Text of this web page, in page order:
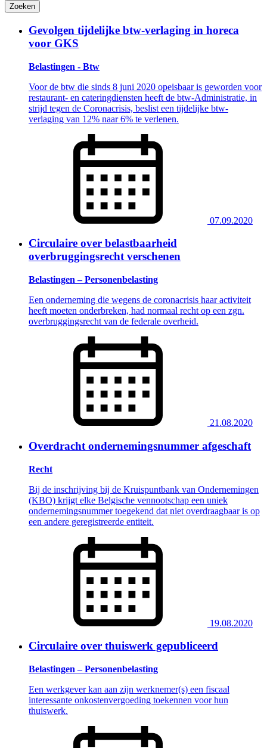
Zoeken
Gevolgen tijdelijke btw-verlaging in horeca
voor GKS
Belastingen - Btw
Voor de btw die sinds 8 juni 2020 opeisbaar is geworden voor
restaurant- en cateringdiensten heeft de btw-Administratie, in
strijd tegen de Coronacrisis, beslist een tijdelijke btw-
verlaging van 12% naar 6% te verlenen.
07.09.2020
Circulaire over belastbaarheid
overbruggingsrecht verschenen
Belastingen – Personenbelasting
Een onderneming die wegens de coronacrisis haar activiteit
heeft moeten onderbreken, had normaal recht op een zgn.
overbruggingsrecht van de federale overheid.
21.08.2020
Overdracht ondernemingsnummer afgeschaft
Recht
Bij de inschrijving bij de Kruispuntbank van Ondernemingen
(KBO) krijgt elke Belgische vennootschap een uniek
ondernemingsnummer toegekend dat niet overdraagbaar is op
een andere geregistreerde entiteit.
19.08.2020
Circulaire over thuiswerk gepubliceerd
Belastingen – Personenbelasting
Een werkgever kan aan zijn werknemer(s) een fiscaal
interessante onkostenvergoeding toekennen voor hun
thuiswerk.